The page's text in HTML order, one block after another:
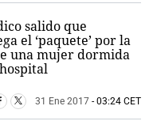
salido que
el ‘paquete’ por la
una mujer dormida
31 Ene 2017 - 03:24 CET